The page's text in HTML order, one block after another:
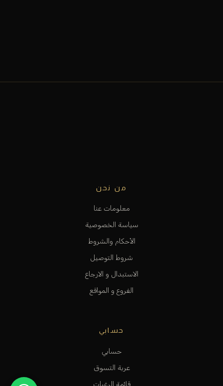
من نحن
معلومات عنا
سياسة الخصوصية
الأحكام والشروط
شروط التوصيل
الاستبدال و الارجاع
الفروع و المواقع
حسابي
حسابي
عربة التسوق